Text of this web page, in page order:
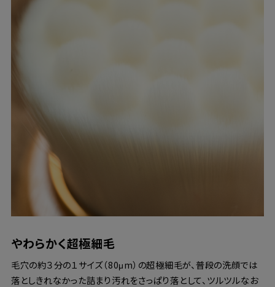
やわらかく超極細毛
毛穴の約３分の１サイズ（80μm）の超極細毛が、普段の洗顔では
落としきれなかった詰まり汚れをさっぱり落として、ツルツルなお